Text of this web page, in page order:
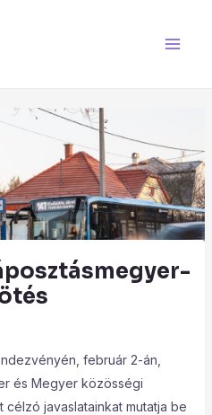
február 2-án,
és Megyer közösségi
javaslatainkat mutatja be